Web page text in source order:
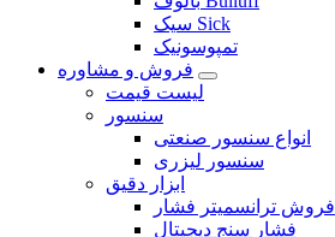
سیک Sick
تمپوسونیک
فروش و مشاوره
لیست قیمت
سنسور
انواع سنسور صنعتی
سنسور لیزری
ابزار دقیق
فروش ترانسمیتر فشار
فشار سنج دیجیتال